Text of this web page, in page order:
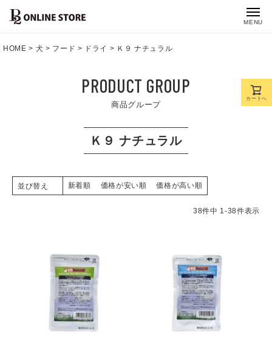
MENU
HOME 犬 フード ドライ Ｋ９ ナチュラル
PRODUCT GROUP
商品グループ
Ｋ９ ナチュラル
並び替え 新着順 価格が安い順 価格が高い順
38件中 1-38件表示
カートへ